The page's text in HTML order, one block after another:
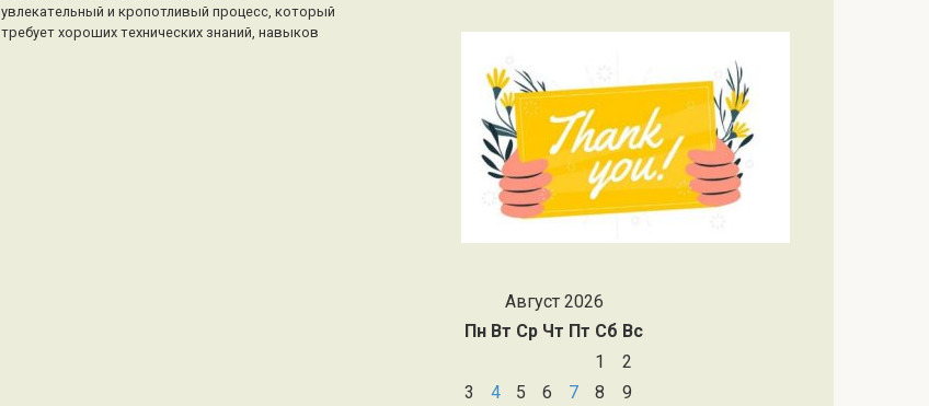
увлекательный и кропотливый процесс, который
требует хороших технических знаний, навыков
Август 2026
Пн Вт Ср Чт Пт Сб Вс
1
2
3
4 5 6 7 8 9